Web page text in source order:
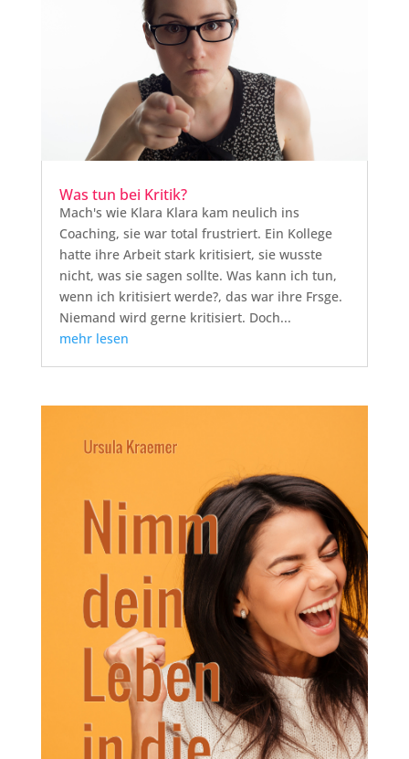
Was tun bei Kritik?
Mach's wie Klara Klara kam neulich ins
Coaching, sie war total frustriert. Ein Kollege
hatte ihre Arbeit stark kritisiert, sie wusste
nicht, was sie sagen sollte. Was kann ich tun,
wenn ich kritisiert werde?, das war ihre Frsge.
Niemand wird gerne kritisiert. Doch...
mehr lesen